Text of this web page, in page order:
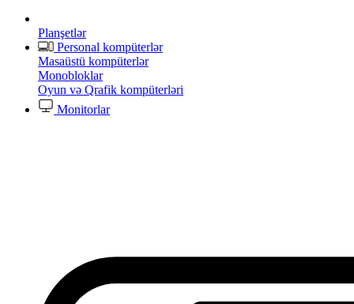
Planşetlər
Personal kompüterlər
Masaüstü kompüterlər
Monobloklar
Oyun və Qrafik kompüterləri
Monitorlar